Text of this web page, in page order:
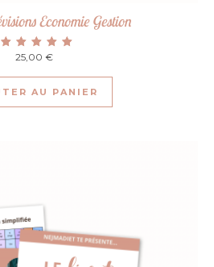
Economie Gestion
Note
sur 5
25,00 €
AU PANIER